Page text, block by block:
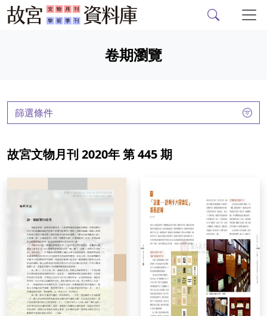
故宮文物月刊、故宮學
卷期瀏覽
篩選條件
故宮文物月刊 2020年 第 445 期